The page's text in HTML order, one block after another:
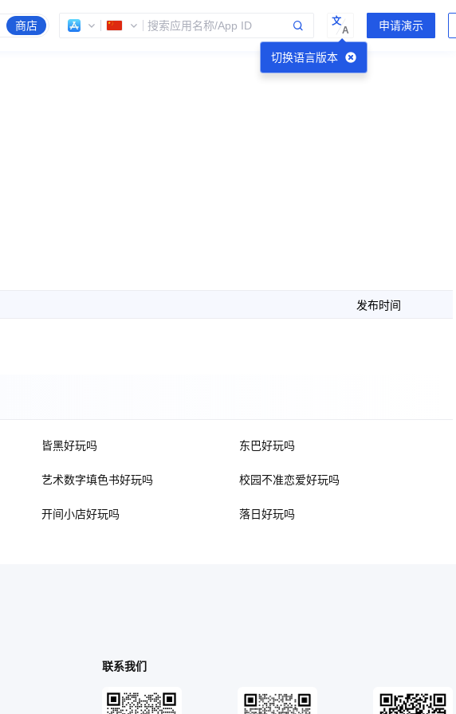
商店
切换语言版本
文
A
发布时间
皆黑好玩吗 东巴好玩吗
艺术数字填色书好玩吗 校园不准恋爱好玩吗
开间小店好玩吗 落日好玩吗
联系我们